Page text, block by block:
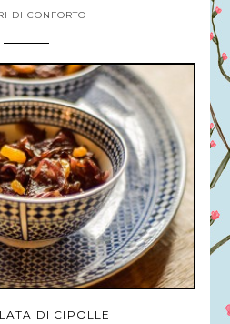
DI CONFORTO
DI CIPOLLE